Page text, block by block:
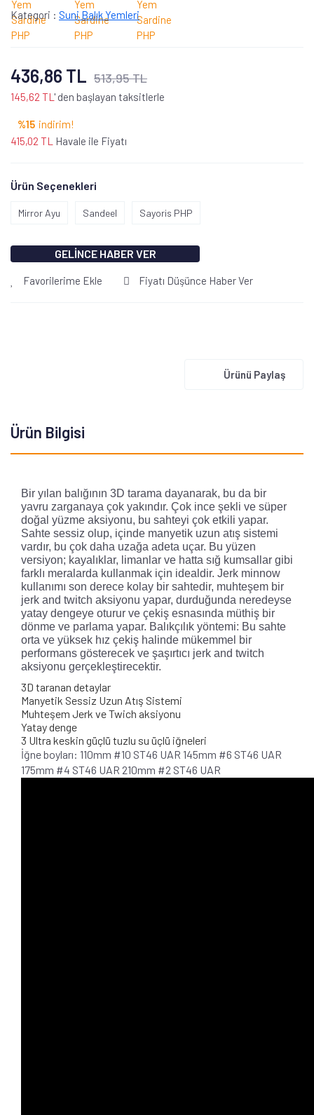
Kategori : Suni Balık Yemleri
436,86 TL 513,95 TL
145,62 TL ' den başlayan taksitlerle
%15 indirim!
415,02 TL
Havale ile Fiyatı
Ürün Seçenekleri
Mirror Ayu Sandeel Sayoris PHP
GELİNCE HABER VER
Favorilerime Ekle Fiyatı Düşünce Haber Ver
Ürünü Paylaş
Ürün Bilgisi
Bir yılan balığının 3D tarama dayanarak, bu da bir
yavru zarganaya çok yakındır. Çok ince şekli ve süper
doğal yüzme aksiyonu, bu sahteyi çok etkili yapar.
Sahte sessiz olup, içinde manyetik uzun atış sistemi
vardır, bu çok daha uzağa adeta uçar. Bu yüzen
versiyon; kayalıklar, limanlar ve hatta sığ kumsallar gibi
farklı meralarda kullanmak için idealdir. Jerk minnow
kullanımı son derece kolay bir sahtedir, muhteşem bir
jerk and twitch aksiyonu yapar, durduğunda neredeyse
yatay dengeye oturur ve çekiş esnasında müthiş bir
dönme ve parlama yapar. Balıkçılık yöntemi: Bu sahte
orta ve yüksek hız çekiş halinde mükemmel bir
performans gösterecek ve şaşırtıcı jerk and twitch
aksiyonu gerçekleştirecektir.
3D taranan detaylar
Manyetik Sessiz Uzun Atış Sistemi
Muhteşem Jerk ve Twich aksiyonu
Yatay denge
3 Ultra keskin güçlü tuzlu su üçlü iğneleri
İğne boyları: 110mm #10 ST46 UAR 145mm #6 ST46 UAR
175mm #4 ST46 UAR 210mm #2 ST46 UAR